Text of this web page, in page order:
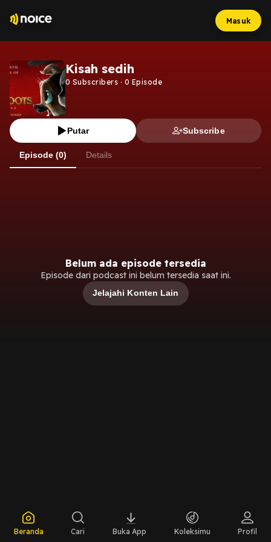
Masuk
Kisah sedih
0 Subscribers · 0 Episode
Putar Subscribe
Episode (0) Details
Belum ada episode tersedia
Episode dari podcast ini belum tersedia saat ini.
Jelajahi Konten Lain
Beranda Cari Buka App Koleksimu Profil